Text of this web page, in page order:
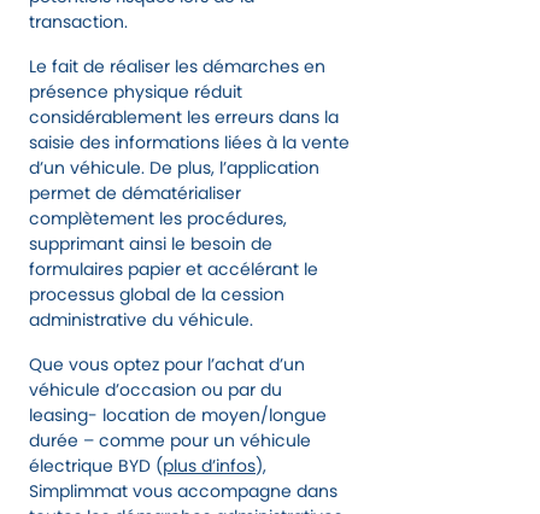
transaction.
Le fait de réaliser les démarches en
présence physique réduit
considérablement les erreurs dans la
saisie des informations liées à la vente
d’un véhicule. De plus, l’application
permet de dématérialiser
complètement les procédures,
supprimant ainsi le besoin de
formulaires papier et accélérant le
processus global de la cession
administrative du véhicule.
Que vous optez pour l’achat d’un
véhicule d’occasion ou par du
leasing- location de moyen/longue
durée – comme pour un véhicule
électrique BYD (plus d’infos),
Simplimmat vous accompagne dans